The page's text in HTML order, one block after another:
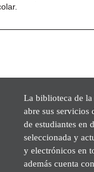
La biblioteca de
abre sus servicios
de estudiantes en
seleccionada y
y electrónicos en
además cuenta